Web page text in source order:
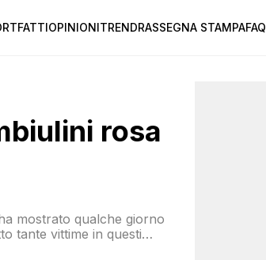
FATTIOPINIONITRENDRASSEGNA STAMPAFAQ
rosa
mostrato qualche giorno
tante vittime in questi